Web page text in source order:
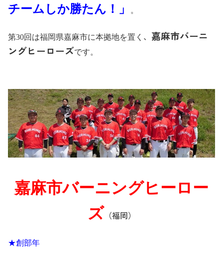
チームしか勝たん！」
。
第30回は福岡県嘉麻市に本拠地を置く 、 嘉麻市バーニ
ングヒーローズです。
嘉麻市バーニングヒーロー
ズ （福岡）
★創部年